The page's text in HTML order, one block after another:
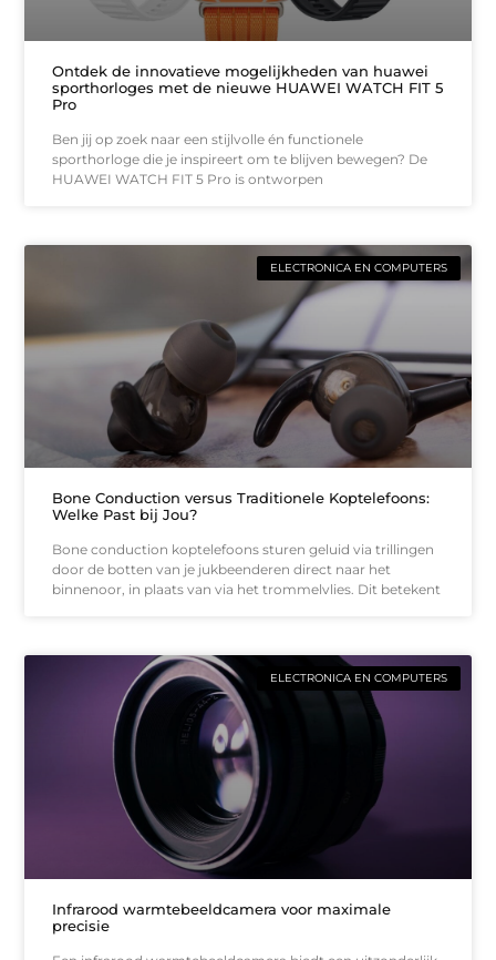
Ontdek de innovatieve mogelijkheden van huawei
sporthorloges met de nieuwe HUAWEI WATCH FIT 5
Pro
Ben jij op zoek naar een stijlvolle én functionele
sporthorloge die je inspireert om te blijven bewegen? De
HUAWEI WATCH FIT 5 Pro is ontworpen
ELECTRONICA EN COMPUTERS
Bone Conduction versus Traditionele Koptelefoons:
Welke Past bij Jou?
Bone conduction koptelefoons sturen geluid via trillingen
door de botten van je jukbeenderen direct naar het
binnenoor, in plaats van via het trommelvlies. Dit betekent
ELECTRONICA EN COMPUTERS
Infrarood warmtebeeldcamera voor maximale
precisie